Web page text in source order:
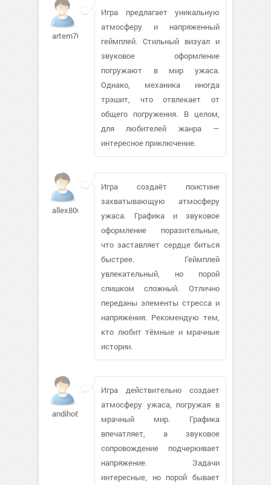
artem7000
Игра предлагает уникальную
атмосферу и напряженный
геймплей. Стильный визуал и
звуковое оформление
погружают в мир ужаса.
Однако, механика иногда
трэшит, что отвлекает от
общего погружения. В целом,
для любителей жанра —
интересное приключение.
allex80ua351
Игра создаёт поистине
захватывающую атмосферу
ужаса. Графика и звуковое
оформление поразительные,
что заставляет сердце биться
быстрее. Геймплей
увлекательный, но порой
слишком сложный. Отлично
переданы элементы стресса и
напряжения. Рекомендую тем,
кто любит тёмные и мрачные
истории.
andiho641
Игра действительно создает
атмосферу ужаса, погружая в
мрачный мир. Графика
впечатляет, а звуковое
сопровождение подчеркивает
напряжение. Задачи
интересные, но порой бывает